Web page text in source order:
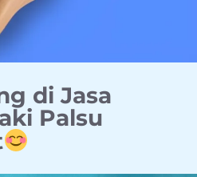
di Jasa
Palsu